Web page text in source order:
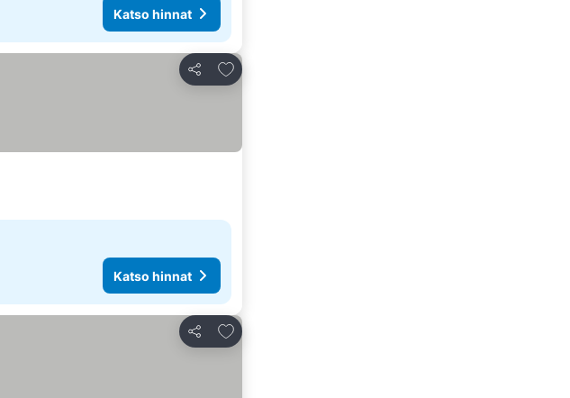
Katso hinnat
Jaa
Lisää suosikkeihin
Katso hinnat
Jaa
Lisää suosikkeihin